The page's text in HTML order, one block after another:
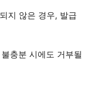
지 않은 경우, 발급
충분 시에도 거부될